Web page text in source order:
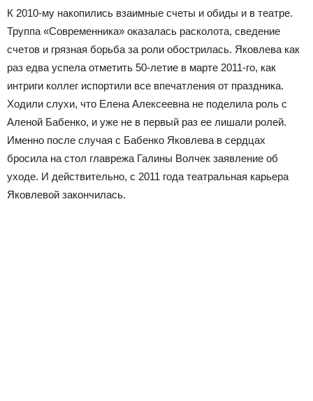
К 2010-му накопились взаимные счеты и обиды и в театре.
Труппа «Современника» оказалась расколота, сведение
счетов и грязная борьба за роли обострилась. Яковлева как
раз едва успела отметить 50-летие в марте 2011-го, как
интриги коллег испортили все впечатления от праздника.
Ходили слухи, что Елена Алексеевна не поделила роль с
Аленой Бабенко, и уже не в первый раз ее лишали ролей.
Именно после случая с Бабенко Яковлева в сердцах
бросила на стол главрежа Галины Волчек заявление об
уходе. И действительно, с 2011 года театральная карьера
Яковлевой закончилась.